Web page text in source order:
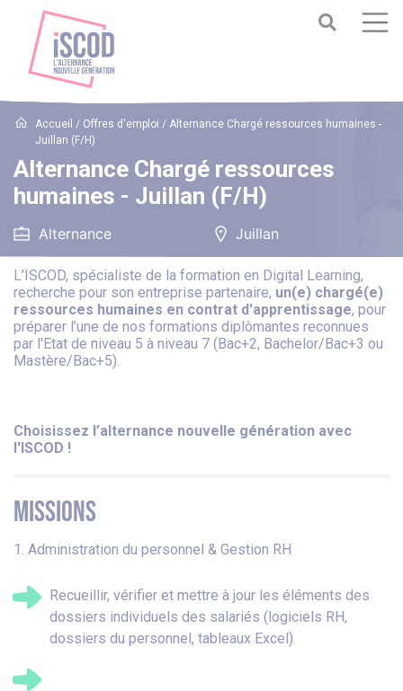
Accueil / Offres d'emploi /Alternance Chargé ressources humaines -
Juillan (F/H)
Alternance Chargé ressources
humaines - Juillan (F/H)
Alternance Juillan
L’ISCOD, spécialiste de la formation en Digital Learning,
recherche pour son entreprise partenaire, un(e) chargé(e)
ressources humaines en contrat d'apprentissage, pour
préparer l’une de nos formations diplômantes reconnues
par l'Etat de niveau 5 à niveau 7 (Bac+2, Bachelor/Bac+3 ou
Mastère/Bac+5).
Choisissez l’alternance nouvelle génération avec
l'ISCOD !
MISSIONS
1. Administration du personnel & Gestion RH
Recueillir, vérifier et mettre à jour les éléments des
dossiers individuels des salariés (logiciels RH,
dossiers du personnel, tableaux Excel).